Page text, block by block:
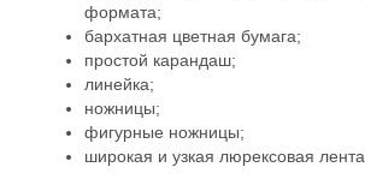
формата;
бархатная цветная бумага;
простой карандаш;
линейка;
ножницы;
фигурные ножницы;
широкая и узкая люрексовая лента.